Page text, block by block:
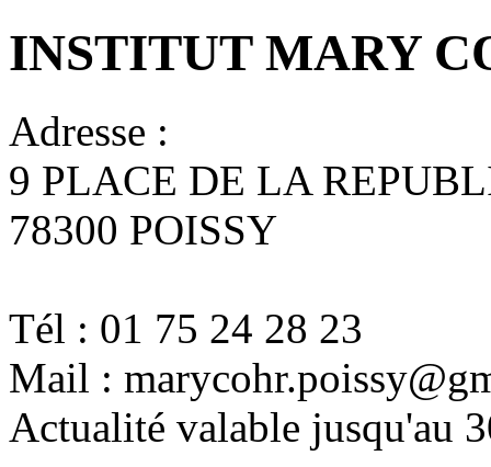
INSTITUT MARY
Adresse :
9 PLACE DE LA
78300 POISSY
Tél : 01 75 24 28 23
Mail :
Actualité valable jusqu'au